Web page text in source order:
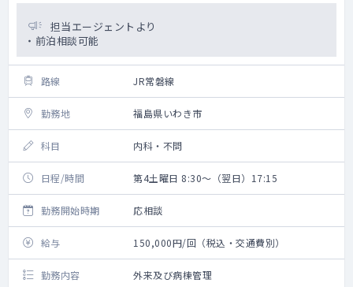
担当エージェントより
・前泊相談可能
路線 JR常磐線
勤務地 福島県いわき市
科目 内科・不問
日程/時間 第4土曜日 8:30～（翌日）17:15
勤務開始時期 応相談
給与 150,000円/回（税込・交通費別）
勤務内容 外来及び病棟管理